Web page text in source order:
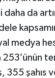
da
medya
şahıs